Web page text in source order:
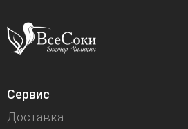
Сервис
Доставка